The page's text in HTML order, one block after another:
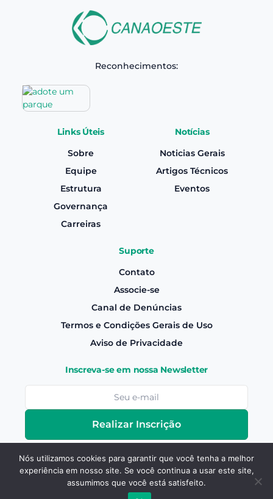
Reconhecimentos:
Links Úteis
Sobre
Equipe
Estrutura
Governança
Carreiras
Notícias
Noticias Gerais
Artigos Técnicos
Eventos
Suporte
Contato
Associe-se
Canal de Denúncias
Termos e Condições Gerais de Uso
Aviso de Privacidade
Inscreva-se em nossa Newsletter
Realizar Inscrição
Copyright © Canaoeste 2026- Todos os
Direitos Reservados |
Associe-se
Nós utilizamos cookies para garantir que você tenha a melhor
experiência em nosso site. Se você continua a usar este site,
assumimos que você está satisfeito.